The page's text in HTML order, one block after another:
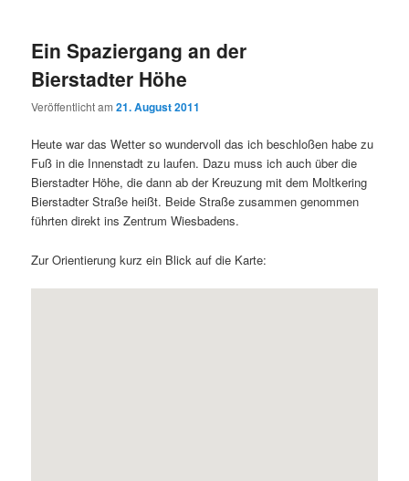
Ein Spaziergang an der
Bierstadter Höhe
Veröffentlicht am21. August 2011
Heute war das Wetter so wundervoll das ich beschloßen habe zu
Fuß in die Innenstadt zu laufen. Dazu muss ich auch über die
Bierstadter Höhe, die dann ab der Kreuzung mit dem Moltkering
Bierstadter Straße heißt. Beide Straße zusammen genommen
führten direkt ins Zentrum Wiesbadens.
Zur Orientierung kurz ein Blick auf die Karte: